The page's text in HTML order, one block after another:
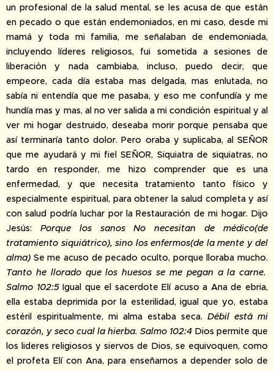
un profesional de la salud mental, se les acusa de que están
en pecado o que están endemoniados, en mi caso, desde mi
mamá y toda mi familia, me señalaban de endemoniada,
incluyendo líderes religiosos, fui sometida a sesiones de
liberación y nada cambiaba, incluso, puedo decir, que
empeore, cada día estaba mas delgada, mas enlutada, no
sabía ni entendía que me pasaba, y eso me confundía y me
hundía mas y mas, al no ver salida a mi condición espiritual y al
ver mi hogar destruido, deseaba morir porque pensaba que
así terminaría tanto dolor. Pero oraba y suplicaba, al SEÑOR
que me ayudará y mi fiel SEÑOR, Siquiatra de siquiatras, no
tardo en responder, me hizo comprender que es una
enfermedad, y que necesita tratamiento tanto físico y
especialmente espiritual, para obtener la salud completa y así
con salud podría luchar por la Restauración de mi hogar. Dijo
Jesús: Porque los sanos No necesitan de médico(de
tratamiento siquiátrico), sino los enfermos(de la mente y del
alma) Se me acuso de pecado oculto, porque lloraba mucho.
Tanto he llorado que los huesos se me pegan a la carne.
Salmo 102:5Igual que el sacerdote Elí acuso a Ana de ebria,
ella estaba deprimida por la esterilidad, igual que yo, estaba
estéril espiritualmente, mi alma estaba seca. Débil está mi
corazón, y seco cual la hierba. Salmo 102:4 Dios permite que
los lideres religiosos y siervos de Dios, se equivoquen, como
el profeta Elí con Ana, para enseñarnos a depender solo de